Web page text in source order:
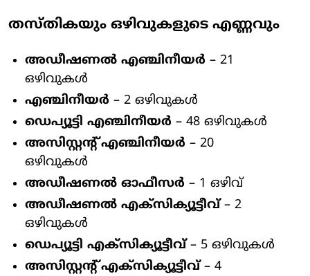
തസ്തികയും ഒഴിവുകളുടെ എണ്ണവും
അഡീഷണൽ എഞ്ചിനീയർ – 21
ഒഴിവുകൾ
എഞ്ചിനീയർ – 2 ഒഴിവുകൾ
ഡെപ്യൂട്ടി എഞ്ചിനീയർ – 48 ഒഴിവുകൾ
അസിസ്റ്റന്റ് എഞ്ചിനീയർ – 20
ഒഴിവുകൾ
അഡീഷണൽ ഓഫീസർ – 1 ഒഴിവ്
അഡീഷണൽ എക്സിക്യൂട്ടീവ്– 2
ഒഴിവുകൾ
ഡെപ്യൂട്ടി എക്സിക്യൂട്ടീവ്– 5 ഒഴിവുകൾ
അസിസ്റ്റന്റ് എക്സിക്യൂട്ടീവ്– 4